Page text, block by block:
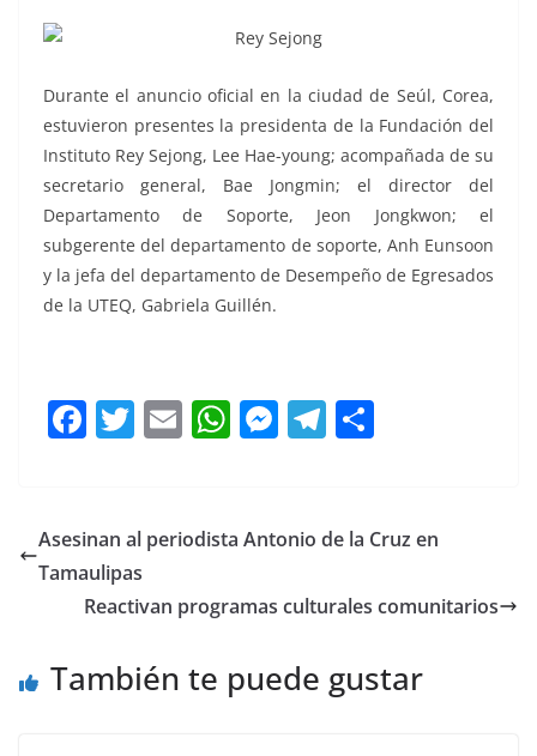
Durante el anuncio oficial en la ciudad de Seúl, Corea,
estuvieron presentes la presidenta de la Fundación del
Instituto Rey Sejong, Lee Hae-young; acompañada de su
secretario general, Bae Jongmin; el director del
Departamento de Soporte, Jeon Jongkwon; el
subgerente del departamento de soporte, Anh Eunsoon
y la jefa del departamento de Desempeño de Egresados
de la UTEQ, Gabriela Guillén.
F
e
b
o
k
T
er
E
l
W
s
p
M
e
g
T
gr
m
p
tir
Asesinan al periodista Antonio de la Cruz en
Tamaulipas
Reactivan programas culturales comunitarios
También te puede gustar